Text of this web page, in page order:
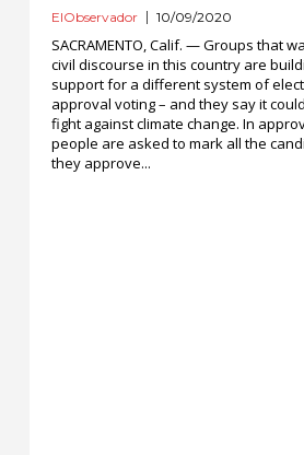
ElObservador 10/09/2020
SACRAMENTO, Calif. — Groups that
civil discourse in this country are
support for a different system of
approval voting – and they say it
fight against climate change. In
people are asked to mark all the
they approve...